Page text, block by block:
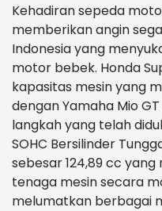
Kehadiran sepeda
memberikan angin
Indonesia yang
motor bebek. Honda
kapasitas mesin yang
dengan Yamaha Mio
langkah yang telah
SOHC Bersilinder
sebesar 124,89 cc
tenaga mesin secara
melumatkan berbagai